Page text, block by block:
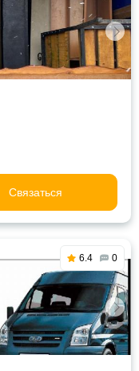
Связаться
6.4 0